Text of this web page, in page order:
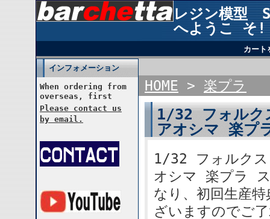
レジン模型
へようこ そ!
カート
インフォメーション
When ordering from
overseas, first
Please contact us
by email.
HOME > 楽プラ
1/32 フォルク
アオシマ 楽プ
1/32 フォルク
オシマ 楽プラ
なり、初回生産
ざいますのでご